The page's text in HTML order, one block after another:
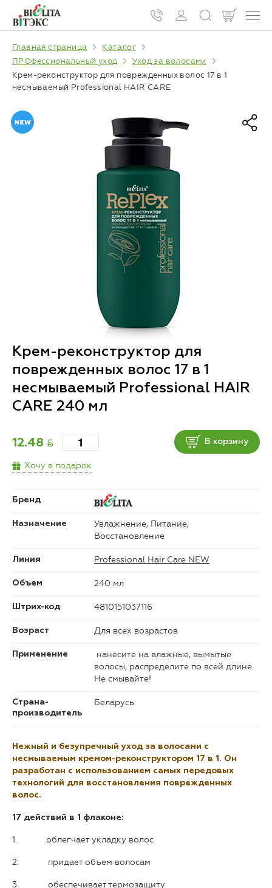
Главная страница
Каталог
ПРОфессиональный уход
Уход за волосами
Крем-реконструктор для поврежденных волос 17 в 1
несмываемый Professional HAIR CARE
Крем-реконструктор для
поврежденных волос 17 в 1
несмываемый Professional HAIR
CARE 240 мл
12.48 BYN В корзину
Хочу в подарок
Бренд
Назначение
Увлажнение, Питание,
Восстановление
Линия Professional Hair Care NEW
Объем 240 мл
Штрих-код 4810151037116
Возраст Для всех возрастов
Применение
нанесите на влажные, вымытые
волосы, распределите по всей длине.
Не смывайте!
Страна-
производитель
Беларусь
Нежный и безупречный уход за волосами с
несмываемым кремом-реконструктором 17 в 1 . Он
разработан с использованием самых передовых
технологий для восстановления поврежденных
волос.
17 действий в 1 флаконе:
1. облегчает укладку волос
2. придает объем волосам
3. обеспечивает термозащиту